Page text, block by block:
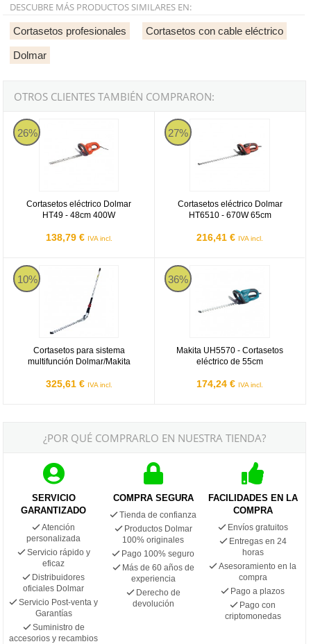
DESCUBRE MÁS PRODUCTOS SIMILARES EN:
Cortasetos profesionales Cortasetos con cable eléctrico
Dolmar
OTROS CLIENTES TAMBIÉN COMPRARON:
26%
Cortasetos eléctrico Dolmar
HT49 - 48cm 400W
138,79 € IVA incl.
Cortasetos eléctrico Dolmar HT49 - 48cm 400W
27%
Cortasetos eléctrico Dolmar
HT6510 - 670W 65cm
216,41 € IVA incl.
Cortasetos eléctrico Dolmar
10%
Cortasetos para sistema
multifunción Dolmar/Makita
325,61 € IVA incl.
Cortasetos para sistema multifunción Dolmar/Makita
36%
Makita UH5570 - Cortasetos
eléctrico de 55cm
174,24 € IVA incl.
Makita UH5570 - Cortasetos
¿POR QUÉ COMPRARLO EN NUESTRA TIENDA?
SERVICIO
GARANTIZADO
Atención
personalizada
Servicio rápido y
eficaz
Distribuidores
oficiales Dolmar
Servicio Post-venta y
Garantías
Suministro de
accesorios y recambios
COMPRA SEGURA
Tienda de confianza
Productos Dolmar
100% originales
Pago 100% seguro
Más de 60 años de
experiencia
Derecho de
devolución
FACILIDADES EN LA
COMPRA
Envíos gratuitos
Entregas en 24
horas
Asesoramiento en la
compra
Pago a plazos
Pago con
criptomonedas